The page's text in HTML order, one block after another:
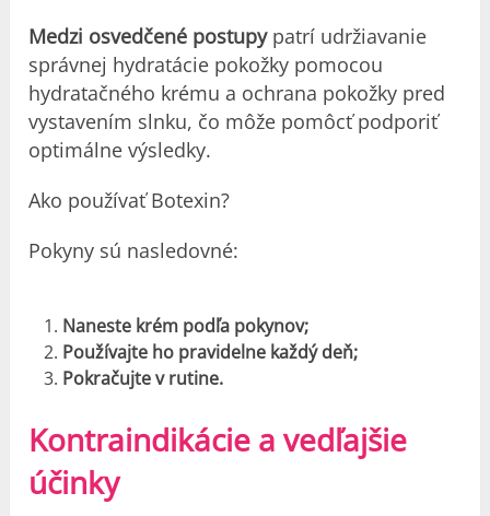
Medzi osvedčené postupypatrí udržiavanie
správnej hydratácie pokožky pomocou
hydratačného krému a ochrana pokožky pred
vystavením slnku, čo môže pomôcť podporiť
optimálne výsledky.
Ako používať Botexin?
Pokyny sú nasledovné:
Naneste krém podľa pokynov;
Používajte ho pravidelne každý deň;
Pokračujte v rutine.
Kontraindikácie a vedľajšie
účinky